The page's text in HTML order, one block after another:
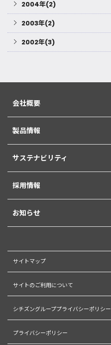
2004年(2)
2003年(2)
2002年(3)
会社概要
製品情報
サステナビリティ
採用情報
お知らせ
サイトマップ
サイトのご利用について
シチズングループプライバシーポリシー
プライバシーポリシー